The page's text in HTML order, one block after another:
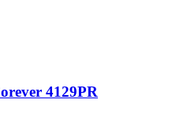
4129PR